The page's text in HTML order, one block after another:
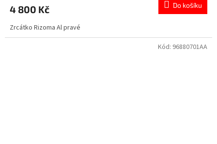
4 800 Kč Do košíku
Zrcátko Rizoma Al pravé
Kód: 96880701AA